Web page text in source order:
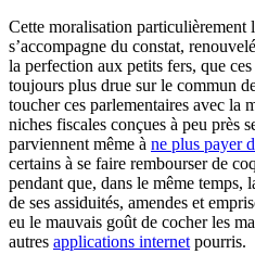
Cette moralisation particulièrement
s’accompagne du constat,
la perfection aux petits fers, que
toujours plus drue sur le commun
toucher ces parlementaires avec la
niches fiscales conçues à peu près
parviennent même à ne plus payer
certains à se faire rembourser de
pendant que, dans le même temps,
de ses assiduités, amendes et
eu le mauvais goût de cocher les
autres applications internet pourris.